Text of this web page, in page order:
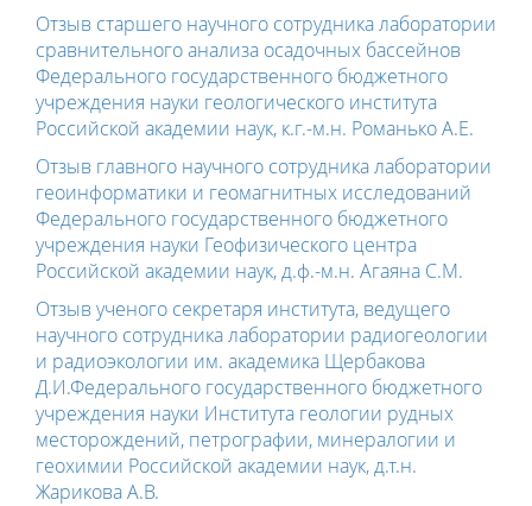
Отзыв старшего научного сотрудника лаборатории
сравнительного анализа осадочных бассейнов
Федерального государственного бюджетного
учреждения науки геологического института
Российской академии наук, к.г.-м.н. Романько А.Е.
Отзыв главного научного сотрудника лаборатории
геоинформатики и геомагнитных исследований
Федерального государственного бюджетного
учреждения науки Геофизического центра
Российской академии наук, д.ф.-м.н. Агаяна С.М.
Отзыв ученого секретаря института, ведущего
научного сотрудника лаборатории радиогеологии
и радиоэкологии им. академика Щербакова
Д.И.Федерального государственного бюджетного
учреждения науки Института геологии рудных
месторождений, петрографии, минералогии и
геохимии Российской академии наук, д.т.н.
Жарикова А.В.